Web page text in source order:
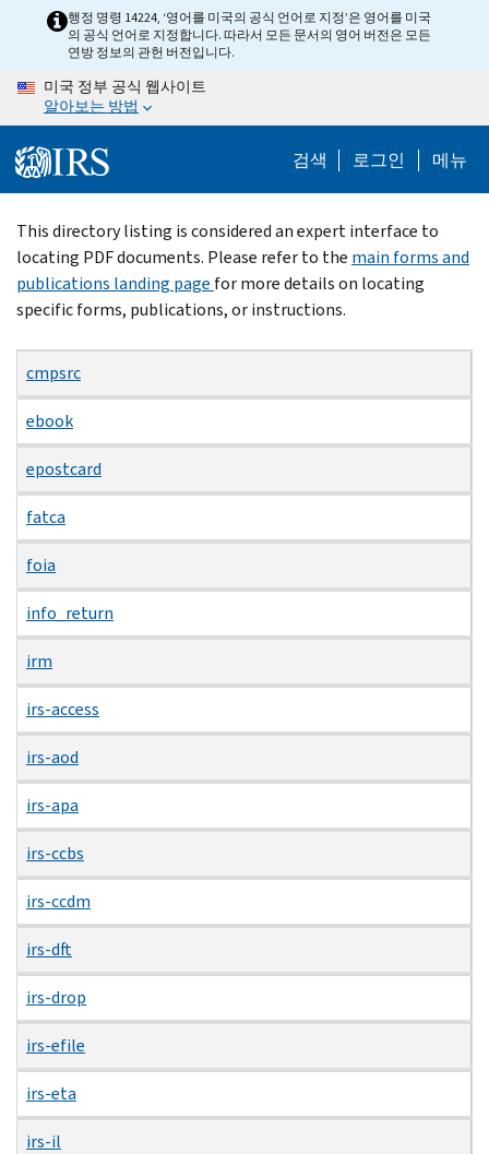
content
행정 명령 14224, ‘영어를 미국의 공식 언어로 지정’은 영어를 미국
의 공식 언어로 지정합니다. 따라서 모든 문서의 영어 버전은 모든
연방 정보의 관헌 버전입니다.
미국 정부 공식 웹사이트
알아보는 방법
검색 로그인 메뉴
Beginning
of
main
content
This directory listing is considered an expert interface to
locating PDF documents. Please refer to the main forms and
publications landing page for more details on locating
specific forms, publications, or instructions.
cmpsrc
ebook
epostcard
fatca
foia
info_return
irm
irs-access
irs-aod
irs-apa
irs-ccbs
irs-ccdm
irs-dft
irs-drop
irs-efile
irs-eta
irs-il